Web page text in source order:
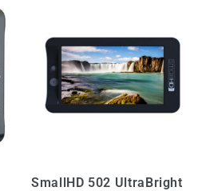
SmallHD 502 UltraBright